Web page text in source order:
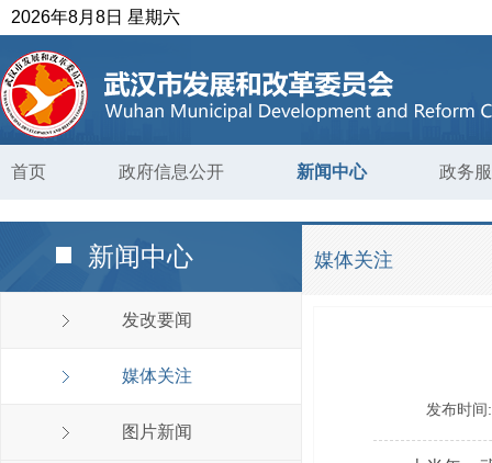
2026年8月8日 星期六
首页 政府信息公开 新闻中心 政务
新闻中心
发改要闻
媒体关注
图片新闻
媒体关注
发布时